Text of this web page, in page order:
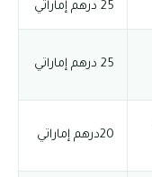
25 درهم إماراتي
25 درهم إماراتي
20درهم إماراتي